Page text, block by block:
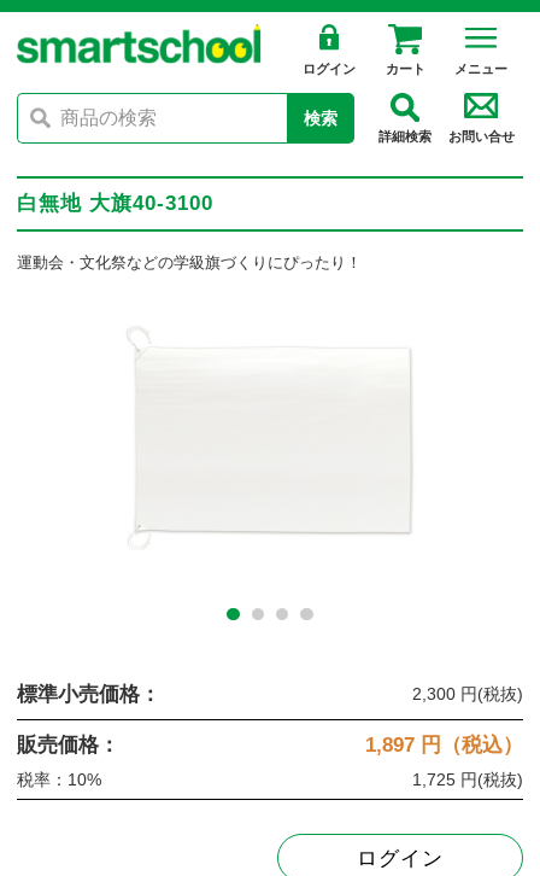
ログイン カート メニュー
検索
詳細検索 お問い合せ
白無地 大旗40-3100
運動会・文化祭などの学級旗づくりにぴったり！
標準小売価格： 2,300 円(税抜)
販売価格： 1,897 円（税込）
税率：10% 1,725 円(税抜)
ログイン